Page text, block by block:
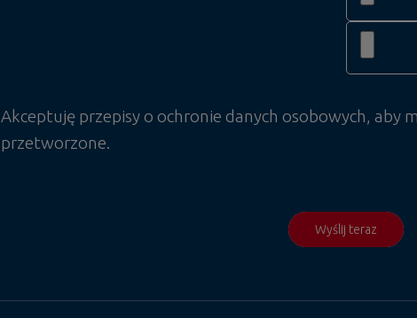
Akceptuję przepisy o ochronie danych osobowych, aby
przetworzone.
Wyślij teraz